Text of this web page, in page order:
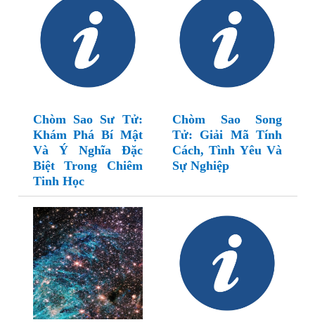
Chòm Sao Sư Tử:
Khám Phá Bí Mật
Và Ý Nghĩa Đặc
Biệt Trong Chiêm
Tinh Học
Chòm Sao Song
Tử: Giải Mã Tính
Cách, Tình Yêu Và
Sự Nghiệp